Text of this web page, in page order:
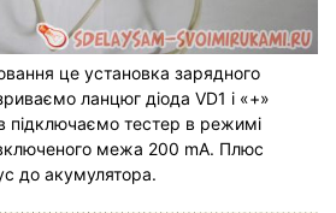
це установка зарядного
ланцюг діода VD1 і «+»
підключаємо тестер в режимі
межа 200 mA. Плюс
до акумулятора.